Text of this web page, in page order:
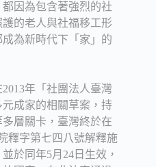
因為包含著強烈的社
的老人與社福移工形
為新時代下「家」的
年「社團法人臺灣
成家的相關草案，持
層關卡，臺灣終於在
釋字第七四八號解釋施
於同年5月24日生效，